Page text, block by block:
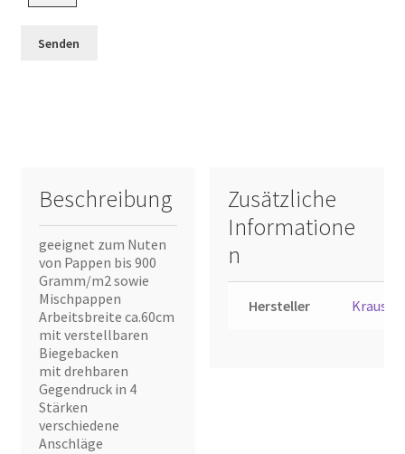
Beschreibung
geeignet zum Nuten
von Pappen bis 900
Gramm/m2 sowie
Mischpappen
Arbeitsbreite ca.60cm
mit verstellbaren
Biegebacken
mit drehbaren
Gegendruck in 4
Stärken
verschiedene
Anschläge
Zusätzliche
Informatione
n
Hersteller Krause